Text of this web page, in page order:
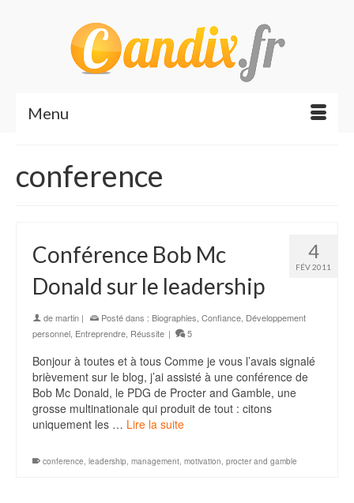
Menu
conference
4
FÉV 2011
Conférence Bob Mc
Donald sur le leadership
demartin | Posté dans : Biographies Confiance Développement
personnel Entreprendre Réussite | 5
Bonjour à toutes et à tous Comme je vous l’avais signalé
brièvement sur le blog, j’ai assisté à une conférence de
Bob Mc Donald, le PDG de Procter and Gamble, une
grosse multinationale qui produit de tout : citons
uniquement les … Lire la suite
conference, leadership, management, motivation, procter and gamble